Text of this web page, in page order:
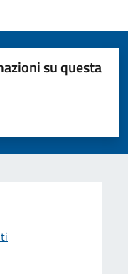
su questa